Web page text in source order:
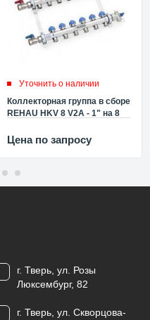
Уточнить о наличии
Коллекторная группа в сборе
REHAU HKV 8 V2A - 1" на 8
вентилями) 12180811001
Цена по запросу
г. Тверь, ул. Розы
Люксембург, 82
г. Тверь, ул. Скворцова-